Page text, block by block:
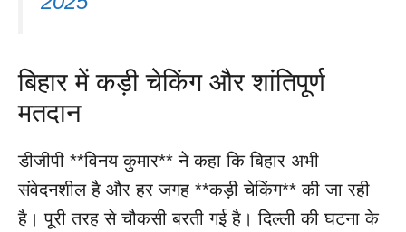
बिहार में कड़ी चेकिंग और शांतिपूर्ण
मतदान
डीजीपी **विनय कुमार** ने कहा कि बिहार अभी
संवेदनशील है और हर जगह **कड़ी चेकिंग** की जा रही
है। पूरी तरह से चौकसी बरती गई है। दिल्ली की घटना के